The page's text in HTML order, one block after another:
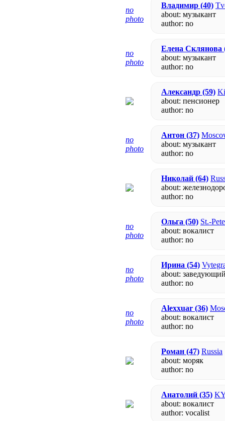
no
photo
Владимир (40)
about: музыкант
author: no
no
photo
Елена Склянова
about: музыкант
author: no
Александр (59)
about: пенсионер
author: no
no
photo
Антон (37)
about: музыкант
author: no
Николай (64)
about:
author: no
no
photo
Ольга (50) St.-
about: вокалист
author: no
no
photo
Ирина (54)
about:
author: no
no
photo
Alexxuar (36)
about: вокалист
author: no
Роман (47) Russia
about: моряк
author: no
Анатолий (35)
about: вокалист
author: vocalist